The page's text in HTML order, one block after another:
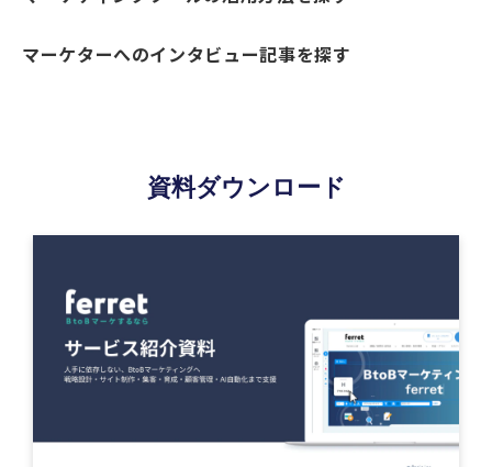
マーケターへのインタビュー記事を探す
資料ダウンロード